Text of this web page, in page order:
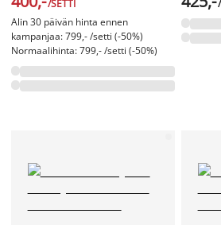
/SETTI
Alin 30 päivän hinta ennen
kampanjaa: 799,- /setti (-50%)
Normaalihinta: 799,- /setti (-50%)